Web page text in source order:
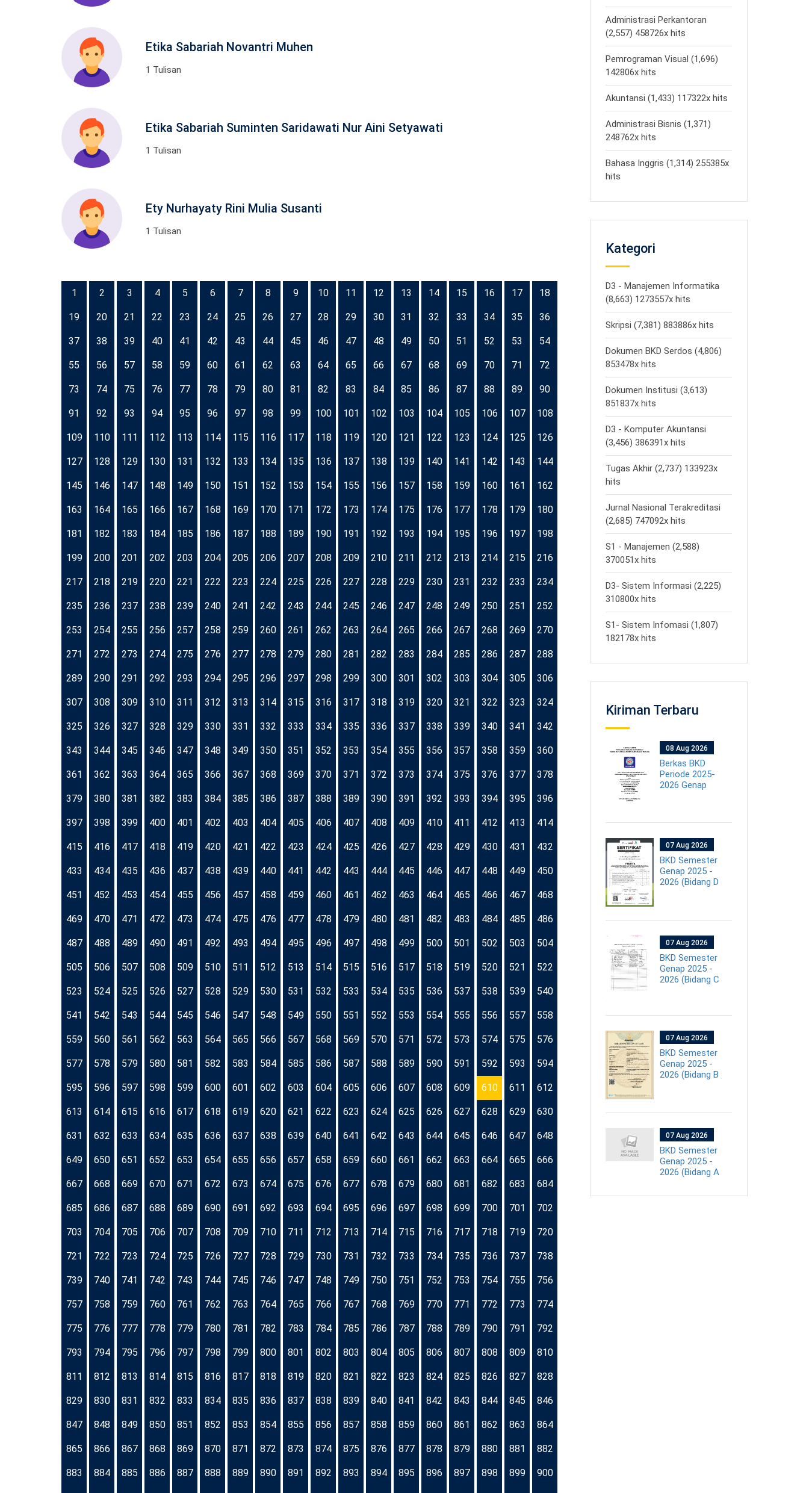
Etika Sabariah Novantri Muhen
1 Tulisan
Etika Sabariah Suminten Saridawati Nur Aini Setyawati
1 Tulisan
Ety Nurhayaty Rini Mulia Susanti
1 Tulisan
1 2 3 4 5 6 7 8 9 10 11 12 13 14 15 16 17 18
19 20 21 22 23 24 25 26 27 28 29 30 31 32 33 34 35 36
37 38 39 40 41 42 43 44 45 46 47 48 49 50 51 52 53 54
55 56 57 58 59 60 61 62 63 64 65 66 67 68 69 70 71 72
73 74 75 76 77 78 79 80 81 82 83 84 85 86 87 88 89 90
91 92 93 94 95 96 97 98 99 100 101 102 103 104 105 106 107 108
109 110 111 112 113 114 115 116 117 118 119 120 121 122 123 124 125 126
127 128 129 130 131 132 133 134 135 136 137 138 139 140 141 142 143 144
145 146 147 148 149 150 151 152 153 154 155 156 157 158 159 160 161 162
163 164 165 166 167 168 169 170 171 172 173 174 175 176 177 178 179 180
181 182 183 184 185 186 187 188 189 190 191 192 193 194 195 196 197 198
199 200 201 202 203 204 205 206 207 208 209 210 211 212 213 214 215 216
217 218 219 220 221 222 223 224 225 226 227 228 229 230 231 232 233 234
235 236 237 238 239 240 241 242 243 244 245 246 247 248 249 250 251 252
253 254 255 256 257 258 259 260 261 262 263 264 265 266 267 268 269 270
271 272 273 274 275 276 277 278 279 280 281 282 283 284 285 286 287 288
289 290 291 292 293 294 295 296 297 298 299 300 301 302 303 304 305 306
307 308 309 310 311 312 313 314 315 316 317 318 319 320 321 322 323 324
325 326 327 328 329 330 331 332 333 334 335 336 337 338 339 340 341 342
343 344 345 346 347 348 349 350 351 352 353 354 355 356 357 358 359 360
361 362 363 364 365 366 367 368 369 370 371 372 373 374 375 376 377 378
379 380 381 382 383 384 385 386 387 388 389 390 391 392 393 394 395 396
397 398 399 400 401 402 403 404 405 406 407 408 409 410 411 412 413 414
415 416 417 418 419 420 421 422 423 424 425 426 427 428 429 430 431 432
433 434 435 436 437 438 439 440 441 442 443 444 445 446 447 448 449 450
451 452 453 454 455 456 457 458 459 460 461 462 463 464 465 466 467 468
469 470 471 472 473 474 475 476 477 478 479 480 481 482 483 484 485 486
487 488 489 490 491 492 493 494 495 496 497 498 499 500 501 502 503 504
505 506 507 508 509 510 511 512 513 514 515 516 517 518 519 520 521 522
523 524 525 526 527 528 529 530 531 532 533 534 535 536 537 538 539 540
541 542 543 544 545 546 547 548 549 550 551 552 553 554 555 556 557 558
559 560 561 562 563 564 565 566 567 568 569 570 571 572 573 574 575 576
577 578 579 580 581 582 583 584 585 586 587 588 589 590 591 592 593 594
595 596 597 598 599 600 601 602 603 604 605 606 607 608 609 610 611 612
613 614 615 616 617 618 619 620 621 622 623 624 625 626 627 628 629 630
631 632 633 634 635 636 637 638 639 640 641 642 643 644 645 646 647 648
649 650 651 652 653 654 655 656 657 658 659 660 661 662 663 664 665 666
667 668 669 670 671 672 673 674 675 676 677 678 679 680 681 682 683 684
685 686 687 688 689 690 691 692 693 694 695 696 697 698 699 700 701 702
703 704 705 706 707 708 709 710 711 712 713 714 715 716 717 718 719 720
721 722 723 724 725 726 727 728 729 730 731 732 733 734 735 736 737 738
739 740 741 742 743 744 745 746 747 748 749 750 751 752 753 754 755 756
757 758 759 760 761 762 763 764 765 766 767 768 769 770 771 772 773 774
775 776 777 778 779 780 781 782 783 784 785 786 787 788 789 790 791 792
793 794 795 796 797 798 799 800 801 802 803 804 805 806 807 808 809 810
811 812 813 814 815 816 817 818 819 820 821 822 823 824 825 826 827 828
829 830 831 832 833 834 835 836 837 838 839 840 841 842 843 844 845 846
847 848 849 850 851 852 853 854 855 856 857 858 859 860 861 862 863 864
865 866 867 868 869 870 871 872 873 874 875 876 877 878 879 880 881 882
883 884 885 886 887 888 889 890 891 892 893 894 895 896 897 898 899 900
Administrasi Perkantoran
(2,557) 458726x hits
Pemrograman Visual (1,696)
142806x hits
Akuntansi (1,433) 117322x hits
Administrasi Bisnis (1,371)
248762x hits
Bahasa Inggris (1,314) 255385x
hits
Kategori
D3 - Manajemen Informatika
(8,663) 1273557x hits
Skripsi (7,381) 883886x hits
Dokumen BKD Serdos (4,806)
853478x hits
Dokumen Institusi (3,613)
851837x hits
D3 - Komputer Akuntansi
(3,456) 386391x hits
Tugas Akhir (2,737) 133923x
hits
Jurnal Nasional Terakreditasi
(2,685) 747092x hits
S1 - Manajemen (2,588)
370051x hits
D3- Sistem Informasi (2,225)
310800x hits
S1- Sistem Infomasi (1,807)
182178x hits
Kiriman Terbaru
08 Aug 2026
Berkas BKD
Periode 2025-
2026 Genap
07 Aug 2026
BKD Semester
Genap 2025 -
2026 (Bidang D
07 Aug 2026
BKD Semester
Genap 2025 -
2026 (Bidang C
07 Aug 2026
BKD Semester
Genap 2025 -
2026 (Bidang B
07 Aug 2026
BKD Semester
Genap 2025 -
2026 (Bidang A